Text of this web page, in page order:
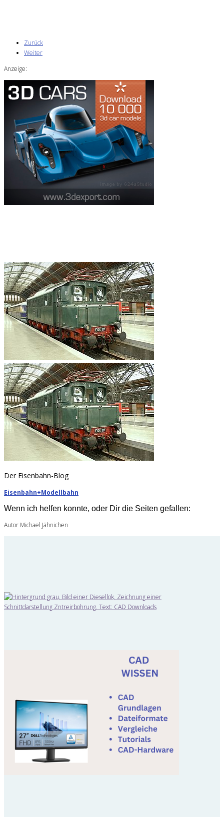
Zurück
Weiter
Anzeige:
Der Eisenbahn-Blog
Eisenbahn+Modellbahn
Wenn ich helfen konnte, oder Dir die Seiten gefallen:
Autor Michael Jähnichen